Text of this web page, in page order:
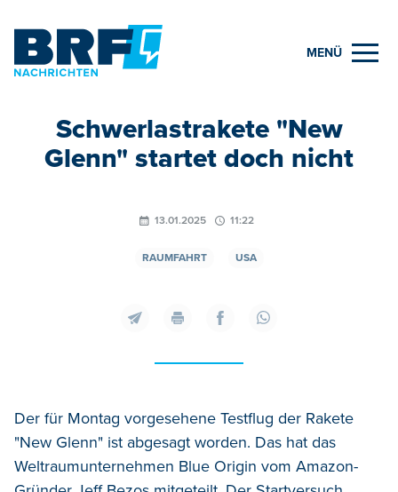
MENÜ
Schwerlastrakete "New
Glenn" startet doch nicht
13.01.2025 11:22
RAUMFAHRT USA
Der für Montag vorgesehene Testflug der Rakete
"New Glenn" ist abgesagt worden. Das hat das
Weltraumunternehmen Blue Origin vom Amazon-